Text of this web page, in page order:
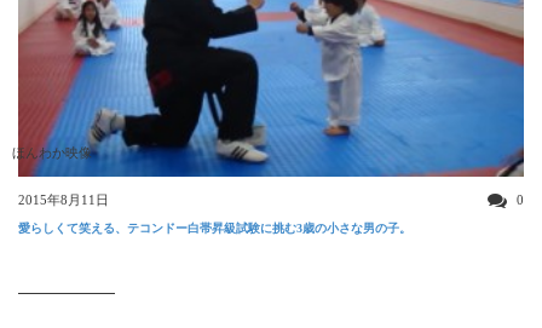
ほんわか映像
2015年8月11日 0
愛らしくて笑える、テコンドー白帯昇級試験に挑む3歳の小さな男の子。